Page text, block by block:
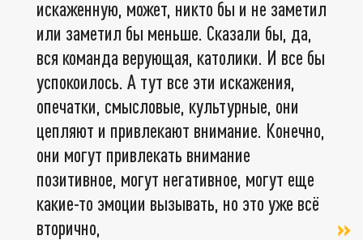
искаженную, может, никто бы и не заметил
или заметил бы меньше. Сказали бы, да,
вся команда верующая, католики. И все бы
успокоилось. А тут все эти искажения,
опечатки, смысловые, культурные, они
цепляют и привлекают внимание. Конечно,
они могут привлекать внимание
позитивное, могут негативное, могут еще
какие-то эмоции вызывать, но это уже всё
вторично,